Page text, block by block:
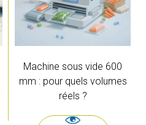
Machine sous vide 600
mm : pour quels volumes
réels ?